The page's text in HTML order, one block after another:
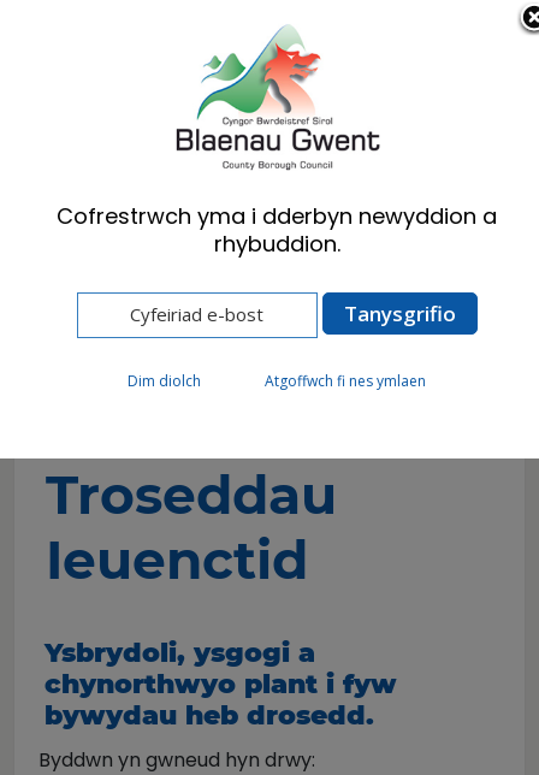
Cymraeg English
Preswylwyr
Gwasanaeth Troseddau Ieuenctid
Troseddau
Ieuenctid
Ysbrydoli, ysgogi a
chynorthwyo plant i fyw
bywydau heb drosedd.
Byddwn yn gwneud hyn drwy:
Cofrestrwch yma i dderbyn newyddion a
rhybuddion.
Dim diolch Atgoffwch fi nes ymlaen